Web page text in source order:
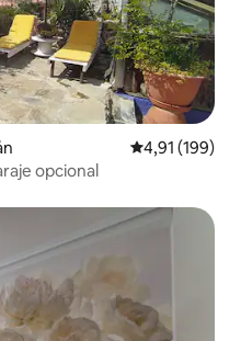
Calificación
4,91 (199)
opcional